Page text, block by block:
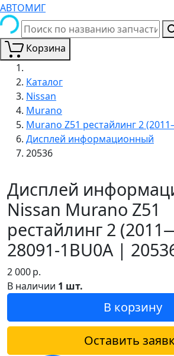
АВТОМИГ
Корзина
Каталог
Nissan
Murano
Murano Z51 рестайлинг 2
Дисплей информационный
20536
Дисплей
Nissan Murano Z51
рестайлинг 2
28091-1BU0A |
2 000р.
В наличии 1 шт.
В корзину
Оставить